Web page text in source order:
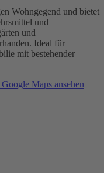
Wohngegend und bietet
und
und
Ideal für
mit bestehender
Maps ansehen